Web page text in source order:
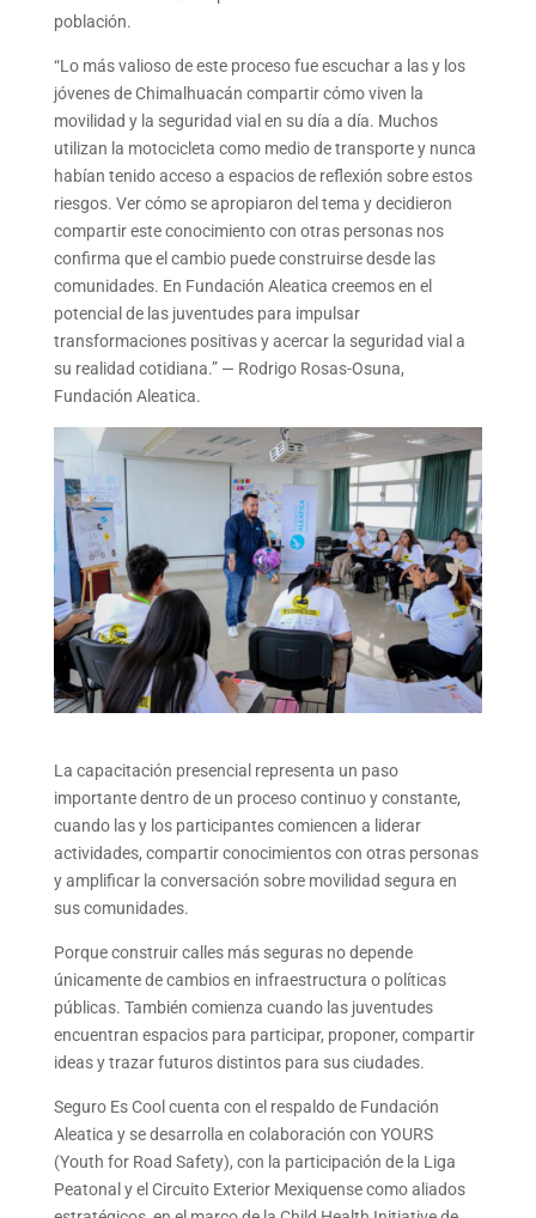
población.
“Lo más valioso de este proceso fue escuchar a las y los
jóvenes de Chimalhuacán compartir cómo viven la
movilidad y la seguridad vial en su día a día. Muchos
utilizan la motocicleta como medio de transporte y nunca
habían tenido acceso a espacios de reflexión sobre estos
riesgos. Ver cómo se apropiaron del tema y decidieron
compartir este conocimiento con otras personas nos
confirma que el cambio puede construirse desde las
comunidades. En Fundación Aleatica creemos en el
potencial de las juventudes para impulsar
transformaciones positivas y acercar la seguridad vial a
su realidad cotidiana.” — Rodrigo Rosas-Osuna,
Fundación Aleatica.
La capacitación presencial representa un paso
importante dentro de un proceso continuo y constante,
cuando las y los participantes comiencen a liderar
actividades, compartir conocimientos con otras personas
y amplificar la conversación sobre movilidad segura en
sus comunidades.
Porque construir calles más seguras no depende
únicamente de cambios en infraestructura o políticas
públicas. También comienza cuando las juventudes
encuentran espacios para participar, proponer, compartir
ideas y trazar futuros distintos para sus ciudades.
Seguro Es Cool cuenta con el respaldo de Fundación
Aleatica y se desarrolla en colaboración con YOURS
(Youth for Road Safety), con la participación de la Liga
Peatonal y el Circuito Exterior Mexiquense como aliados